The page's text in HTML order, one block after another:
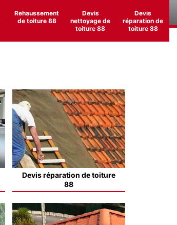
Rehaussement
de toiture 88
Devis
nettoyage de
toiture 88
Devis
réparation de
toiture 88
Devis réparation de toiture
88